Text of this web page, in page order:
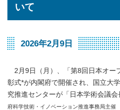
いて
2026年2月9日
2月9日（月）、「第8回日本オー
彰式*が内閣府で開催され、国立大
究推進センターが「日本学術会議会
府科学技術・イノベーション推進事務局主催